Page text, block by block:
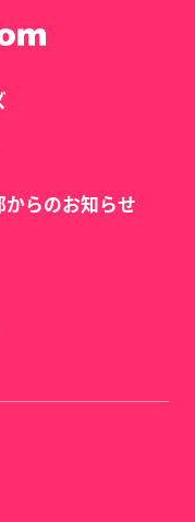
からのお知らせ